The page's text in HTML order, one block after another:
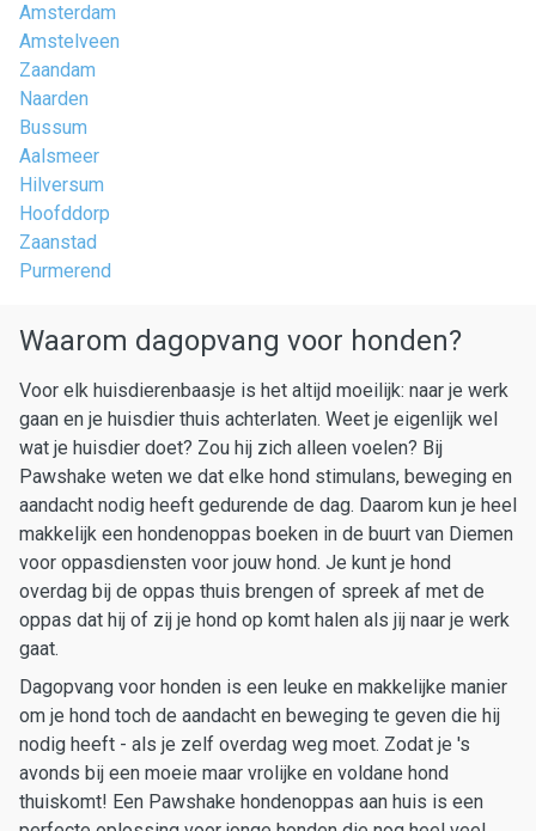
Amsterdam
Amstelveen
Zaandam
Naarden
Bussum
Aalsmeer
Hilversum
Hoofddorp
Zaanstad
Purmerend
Waarom dagopvang voor honden?
Voor elk huisdierenbaasje is het altijd moeilijk: naar je werk
gaan en je huisdier thuis achterlaten. Weet je eigenlijk wel
wat je huisdier doet? Zou hij zich alleen voelen? Bij
Pawshake weten we dat elke hond stimulans, beweging en
aandacht nodig heeft gedurende de dag. Daarom kun je heel
makkelijk een hondenoppas boeken in de buurt van Diemen
voor oppasdiensten voor jouw hond. Je kunt je hond
overdag bij de oppas thuis brengen of spreek af met de
oppas dat hij of zij je hond op komt halen als jij naar je werk
gaat.
Dagopvang voor honden is een leuke en makkelijke manier
om je hond toch de aandacht en beweging te geven die hij
nodig heeft - als je zelf overdag weg moet. Zodat je 's
avonds bij een moeie maar vrolijke en voldane hond
thuiskomt! Een Pawshake hondenoppas aan huis is een